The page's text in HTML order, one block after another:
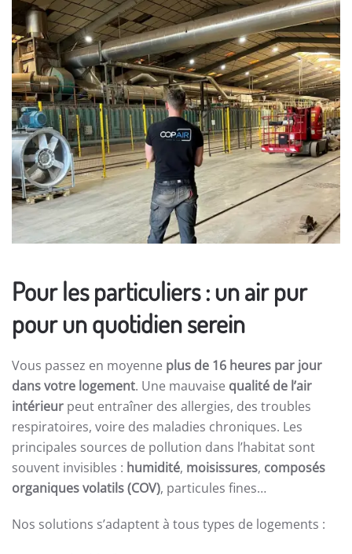
Pour les particuliers : un air pur
pour un quotidien serein
Vous passez en moyenne plus de 16 heures par jour
dans votre logement. Une mauvaise qualité de l’air
intérieur peut entraîner des allergies, des troubles
respiratoires, voire des maladies chroniques. Les
principales sources de pollution dans l’habitat sont
souvent invisibles : humidité, moisissures, composés
organiques volatils (COV), particules fines…
Nos solutions s’adaptent à tous types de logements :